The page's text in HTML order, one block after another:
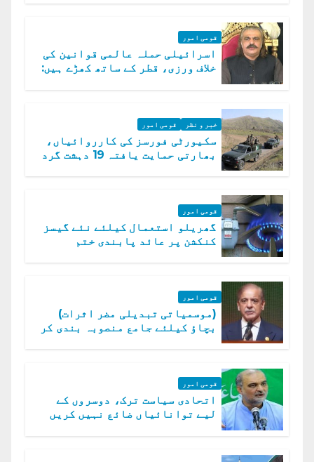
قومی امور
اسرائیلی حملہ عالمی قوانین کی
خلاف ورزی، قطر کے ساتھ کھڑے ہیں:
خبر و نظر قومی امور
سکیورٹی فورسز کی کارروائیاں،
بھارتی حمایت یافتہ 19 دہشت گرد
قومی امور
گھریلو استعمال کیلئے نئے گیسز
کنکشن پر عائد پابندی ختم
قومی امور
(موسمیاتی تبدیلی مضر اثرات)
بچاؤ کیلئے جامع منصوبہ بندی کر
قومی امور
اتحادی سیاست ترک، دوسروں کے
لیے توانائیاں ضائع نہیں کریں